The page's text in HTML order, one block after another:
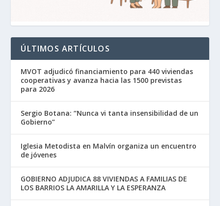
ÚLTIMOS ARTÍCULOS
MVOT adjudicó financiamiento para 440 viviendas
cooperativas y avanza hacia las 1500 previstas
para 2026
Sergio Botana: “Nunca vi tanta insensibilidad de un
Gobierno”
Iglesia Metodista en Malvín organiza un encuentro
de jóvenes
GOBIERNO ADJUDICA 88 VIVIENDAS A FAMILIAS DE
LOS BARRIOS LA AMARILLA Y LA ESPERANZA